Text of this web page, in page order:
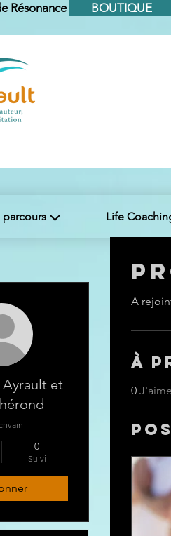
< BOUTIQUE
Life
A
À
0
Ayrault et
0
Suivi